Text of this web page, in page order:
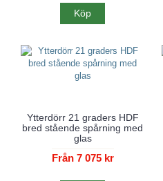
Köp
Ytterdörr 21 graders HDF
bred stående spårning med
glas
Från 7 075 kr